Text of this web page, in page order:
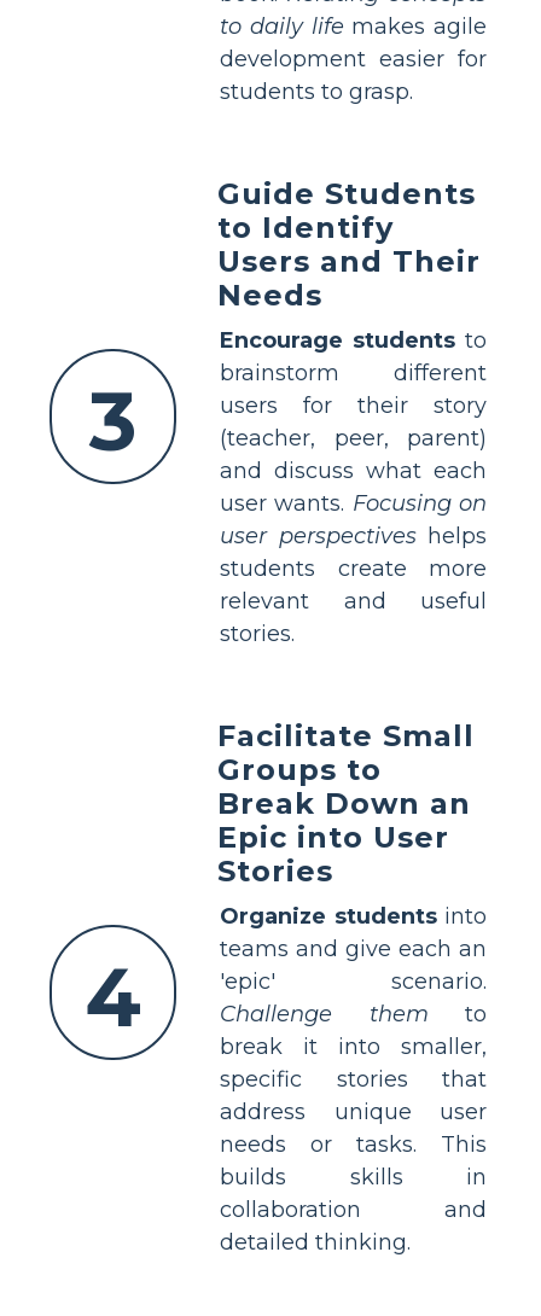
to daily life makes agile
development easier for
students to grasp.
3
Guide Students
to Identify
Users and Their
Needs
Encourage students to
brainstorm different
users for their story
(teacher, peer, parent)
and discuss what each
user wants. Focusing on
user perspectiveshelps
students create more
relevant and useful
stories.
4
Facilitate Small
Groups to
Break Down an
Epic into User
Stories
Organize studentsinto
teams and give each an
'epic' scenario.
Challenge them to
break it into smaller,
specific stories that
address unique user
needs or tasks. This
builds skills in
collaboration and
detailed thinking.